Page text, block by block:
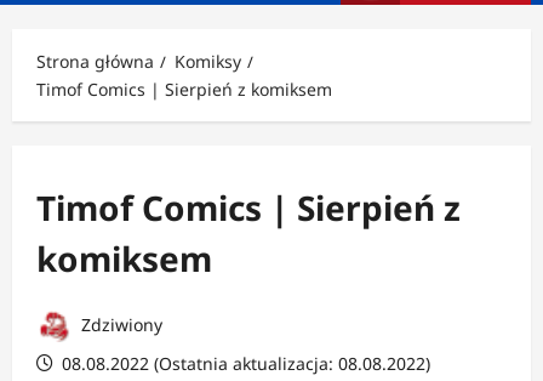
Strona główna
Komiksy
Timof Comics | Sierpień z komiksem
Timof Comics | Sierpień z
komiksem
Zdziwiony
08.08.2022 (Ostatnia aktualizacja: 08.08.2022)